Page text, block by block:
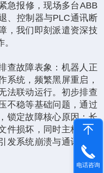
急报修，现场多台ABB
、控制器与PLC通讯断
，我们即刻派遣资深技
查故障表象：机器人正
系统，频繁黑屏重启，
法联动运行。初步排查
不稳等基础问题，通过
锁定故障核心原因：长
件损坏，同时主板通讯
发系统崩溃与通讯中断
电话咨询